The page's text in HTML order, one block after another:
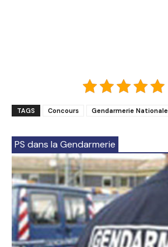
TAGS Concours Gendarmerie Nationale
PS dans la Gendarmerie